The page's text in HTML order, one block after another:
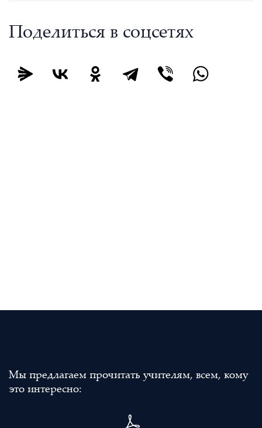
Поделиться в соцсетях
Мы предлагаем прочитать учителям, всем, кому
это интересно: